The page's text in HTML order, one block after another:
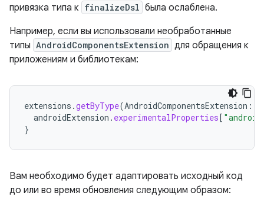
привязка типа к finalizeDsl была ослаблена.
Например, если вы использовали необработанные
типы AndroidComponentsExtension для обращения к
приложениям и библиотекам:
extensions .getByType(AndroidComponentsExtension ::
androidExtension . experimentalProperties[
}
Вам необходимо будет адаптировать исходный код
до или во время обновления следующим образом: